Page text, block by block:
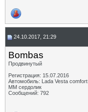
24.10.2017, 21:29
Bombas
Продвинутый
Регистрация: 15.07.2016
Автомобиль: Lada Vesta comfort
MM сердолик
Сообщений: 792